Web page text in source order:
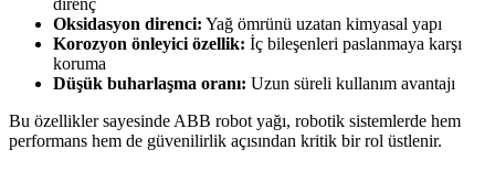
Oksidasyon direnci: Yağ ömrünü uzatan kimyasal yapı
Korozyon önleyici özellik: İç bileşenleri paslanmaya karşı
koruma
Düşük buharlaşma oranı: Uzun süreli kullanım avantajı
Bu özellikler sayesinde ABB robot yağı, robotik sistemlerde hem
performans hem de güvenilirlik açısından kritik bir rol üstlenir.